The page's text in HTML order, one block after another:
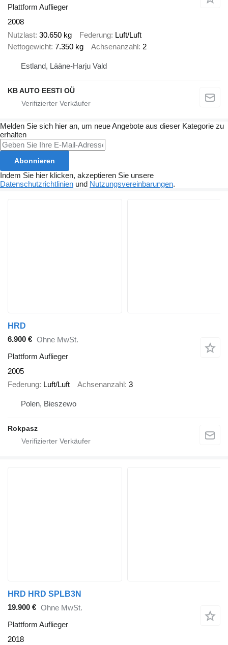
Plattform Auflieger
2008
Nutzlast 30.650 kg Federung Luft/Luft
Nettogewicht 7.350 kg Achsenanzahl 2
Estland, Lääne-Harju Vald
KB AUTO EESTI OÜ
Melden Sie sich hier an, um neue Angebote aus dieser Kategorie zu
erhalten
Abonnieren
Indem Sie hier klicken, akzeptieren Sie unsere
Datenschutzrichtlinien und Nutzungsvereinbarungen.
HRD
6.900 € Ohne MwSt.
Plattform Auflieger
2005
Federung Luft/Luft Achsenanzahl 3
Polen, Bieszewo
Rokpasz
HRD HRD SPLB3N
19.900 € Ohne MwSt.
Plattform Auflieger
2018